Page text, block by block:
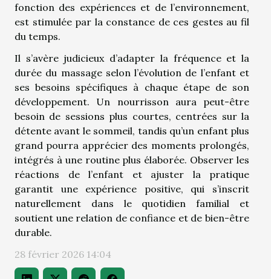
fonction des expériences et de l’environnement,
est stimulée par la constance de ces gestes au fil
du temps.
Il s’avère judicieux d’adapter la fréquence et la
durée du massage selon l’évolution de l’enfant et
ses besoins spécifiques à chaque étape de son
développement. Un nourrisson aura peut-être
besoin de sessions plus courtes, centrées sur la
détente avant le sommeil, tandis qu’un enfant plus
grand pourra apprécier des moments prolongés,
intégrés à une routine plus élaborée. Observer les
réactions de l’enfant et ajuster la pratique
garantit une expérience positive, qui s’inscrit
naturellement dans le quotidien familial et
soutient une relation de confiance et de bien-être
durable.
28 février 2026 14:04